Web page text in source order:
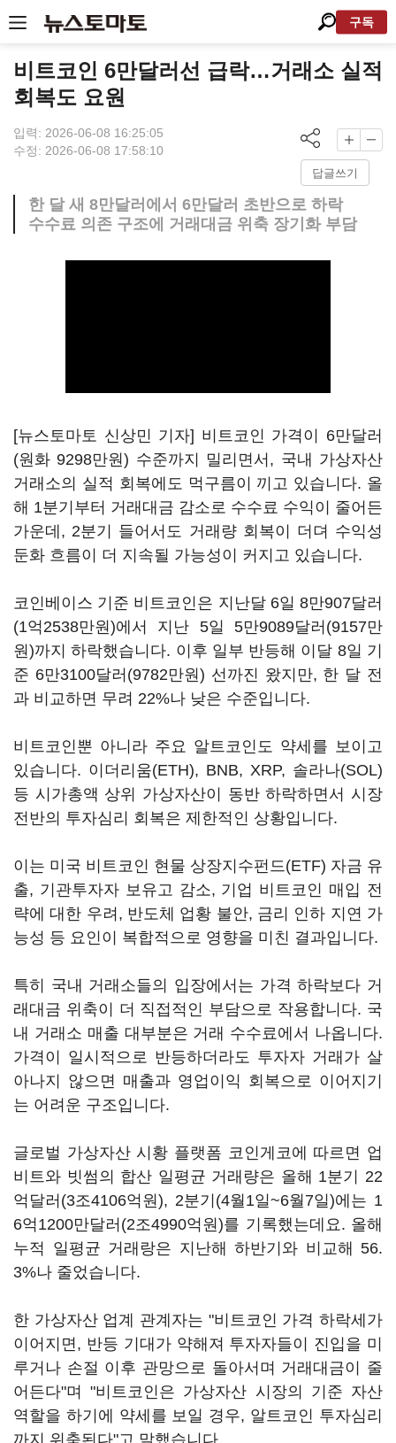
구독
비트코인 6만달러선 급락…거래소 실적
회복도 요원
입력: 2026-06-08 16:25:05
수정: 2026-06-08 17:58:10
답글쓰기
한 달 새 8만달러에서 6만달러 초반으로 하락
수수료 의존 구조에 거래대금 위축 장기화 부담
[뉴스토마토 신상민 기자] 비트코인 가격이 6만달러
(원화 9298만원) 수준까지 밀리면서, 국내 가상자산
거래소의 실적 회복에도 먹구름이 끼고 있습니다. 올
해 1분기부터 거래대금 감소로 수수료 수익이 줄어든
가운데, 2분기 들어서도 거래량 회복이 더뎌 수익성
둔화 흐름이 더 지속될 가능성이 커지고 있습니다.
코인베이스 기준 비트코인은 지난달 6일 8만907달러
(1억2538만원)에서 지난 5일 5만9089달러(9157만
원)까지 하락했습니다. 이후 일부 반등해 이달 8일 기
준 6만3100달러(9782만원) 선까진 왔지만, 한 달 전
과 비교하면 무려 22%나 낮은 수준입니다.
비트코인뿐 아니라 주요 알트코인도 약세를 보이고
있습니다. 이더리움(ETH), BNB, XRP, 솔라나(SOL)
등 시가총액 상위 가상자산이 동반 하락하면서 시장
전반의 투자심리 회복은 제한적인 상황입니다.
이는 미국 비트코인 현물 상장지수펀드(ETF) 자금 유
출, 기관투자자 보유고 감소, 기업 비트코인 매입 전
략에 대한 우려, 반도체 업황 불안, 금리 인하 지연 가
능성 등 요인이 복합적으로 영향을 미친 결과입니다.
특히 국내 거래소들의 입장에서는 가격 하락보다 거
래대금 위축이 더 직접적인 부담으로 작용합니다. 국
내 거래소 매출 대부분은 거래 수수료에서 나옵니다.
가격이 일시적으로 반등하더라도 투자자 거래가 살
아나지 않으면 매출과 영업이익 회복으로 이어지기
는 어려운 구조입니다.
글로벌 가상자산 시황 플랫폼 코인게코에 따르면 업
비트와 빗썸의 합산 일평균 거래량은 올해 1분기 22
억달러(3조4106억원), 2분기(4월1일~6월7일)에는 1
6억1200만달러(2조4990억원)를 기록했는데요. 올해
누적 일평균 거래랑은 지난해 하반기와 비교해 56.
3%나 줄었습니다.
한 가상자산 업계 관계자는 "비트코인 가격 하락세가
이어지면, 반등 기대가 약해져 투자자들이 진입을 미
루거나 손절 이후 관망으로 돌아서며 거래대금이 줄
어든다"며 "비트코인은 가상자산 시장의 기준 자산
역할을 하기에 약세를 보일 경우, 알트코인 투자심리
까지 위축된다"고 말했습니다.